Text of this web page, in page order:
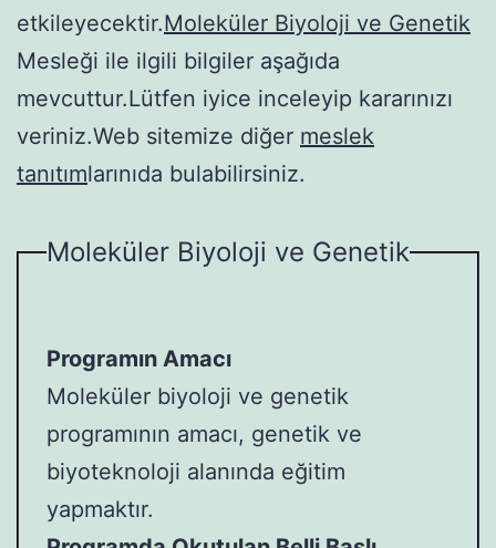
etkileyecektir.Moleküler Biyoloji ve Genetik
Mesleği ile ilgili bilgiler aşağıda
mevcuttur.Lütfen iyice inceleyip kararınızı
veriniz.Web sitemize diğer meslek
tanıtımlarınıda bulabilirsiniz.
Moleküler Biyoloji ve Genetik
Programın Amacı
Moleküler biyoloji ve genetik
programının amacı, genetik ve
biyoteknoloji alanında eğitim
yapmaktır.